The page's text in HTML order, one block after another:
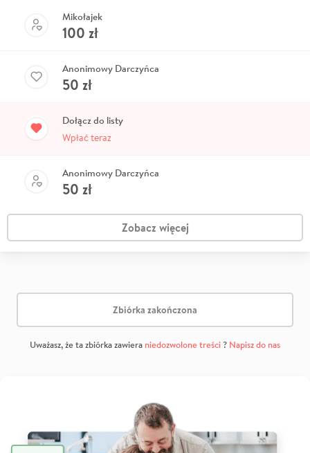
Mikołajek
100 zł
Anonimowy Darczyńca
50 zł
Dołącz do listy
Wpłać teraz
Anonimowy Darczyńca
50 zł
Zobacz więcej
Zbiórka zakończona
Uważasz, że ta zbiórka zawiera niedozwolone treści? Napisz do nas